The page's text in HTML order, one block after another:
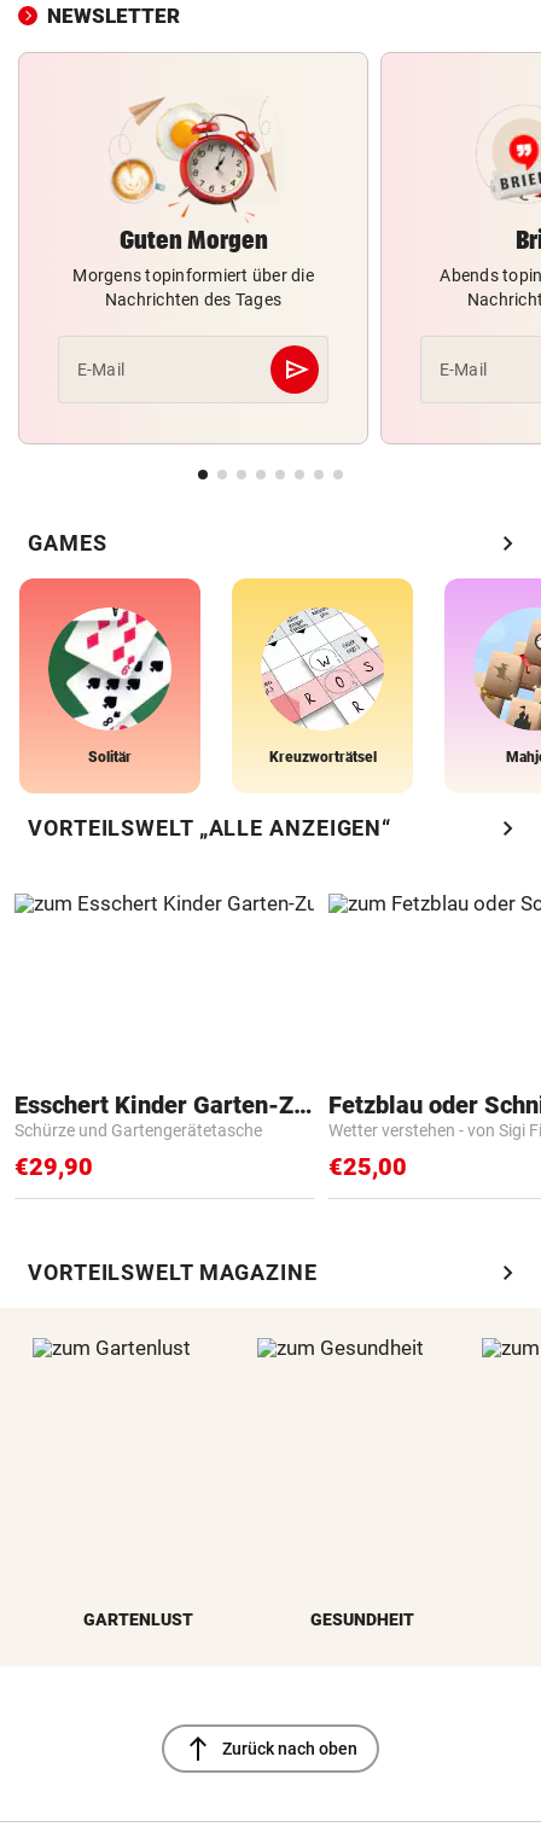
NEWSLETTER
Guten Morgen
Morgens topinformiert über die
Nachrichten des Tages
E-Mail send
Abschicken
Abends
E-Mail
GAMES chevron_right
Solitär Kreuzworträtsel
VORTEILSWELT „ALLE ANZEIGEN“ chevron_right
Esschert Kinder Garten-Zubehör
Schürze und Gartengerätetasche
€29,90
Fetzblau oder
Wetter verstehen - von Sigi
€25,00
VORTEILSWELT MAGAZINE chevron_right
GARTENLUST GESUNDHEIT
north Zurück nach oben